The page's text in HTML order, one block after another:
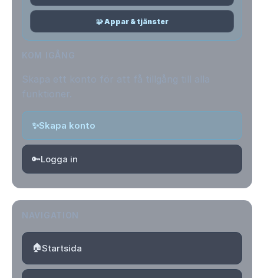
🧩 Appar & tjänster
✨Skapa konto
🔑Logga in
🏠Startsida